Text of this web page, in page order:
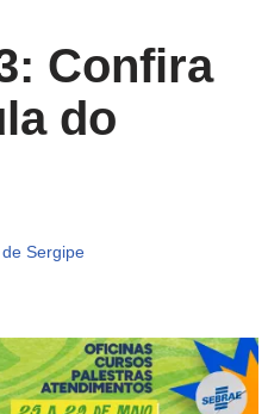
Confira
do
Sergipe